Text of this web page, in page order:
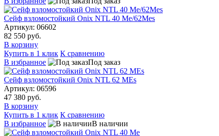
Сейф взломостойкий Onix NTL 40 Me/62Mes
Артикул: 06602
82 550 руб.
В корзину
Купить в 1 клик К сравнению
В избранное
Под заказ
Сейф взломостойкий Onix NTL 62 MEs
Артикул: 06596
47 380 руб.
В корзину
Купить в 1 клик К сравнению
В избранное
В наличии